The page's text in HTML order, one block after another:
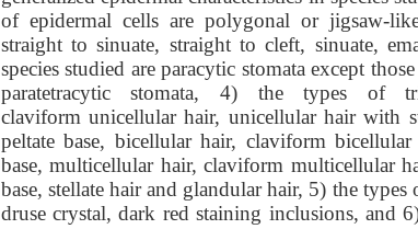
of epidermal cells are polygonal or jigsaw-
straight to sinuate, straight to cleft, sinuate,
species studied are paracytic stomata except
paratetracytic stomata, 4) the types of
claviform unicellular hair, unicellular hair with
peltate base, bicellular hair, claviform
base, multicellular hair, claviform multicellular
base, stellate hair and glandular hair, 5) the
druse crystal, dark red staining inclusions, and